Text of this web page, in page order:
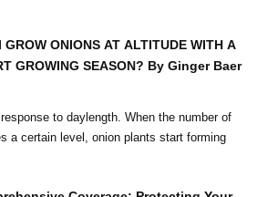
GROW ONIONS AT ALTITUDE WITH A
GROWING SEASON? By Ginger Baer
to daylength. When the number of
a certain level, onion plants start forming